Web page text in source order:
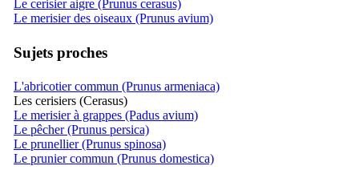
Le cerisier aigre (Prunus cerasus)
Le merisier des oiseaux (Prunus avium)
Sujets proches
L'abricotier commun (Prunus armeniaca)
Les cerisiers (Cerasus)
Le merisier à grappes (Padus avium)
Le pêcher (Prunus persica)
Le prunellier (Prunus spinosa)
Le prunier commun (Prunus domestica)